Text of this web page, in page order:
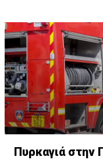
Πυρκαγιά στην